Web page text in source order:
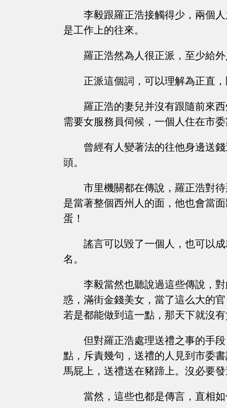
李毅跟羅正浩接觸得少，兩個
是工作上的往來。
羅正浩然為人很正派，至少給
正派這個詞，可以理解為正直
羅正浩的妻兒并沒有跟隨前來
需要女服務員伺候，一個人住在市
曾經有人變著法的往他身邊送
頭。
市里機關都在傳說，羅正浩對
是當著整個西州人的面，他也會當
蛋！
謠言可以毀了一個人，也可以
名。
李毅當然也聽說過這些傳說，
惑，滿街金錢美女，當了這么大的
若是都能做到這一點，那天下就沒
但對羅正浩處理送禮之事的手
點，斥責幾句，送禮的人見到市委
馬屁上，送禮送在豬蹄上。沒必要
當然，這些也都是傳言，直相